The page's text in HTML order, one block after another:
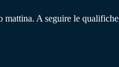
A seguire le